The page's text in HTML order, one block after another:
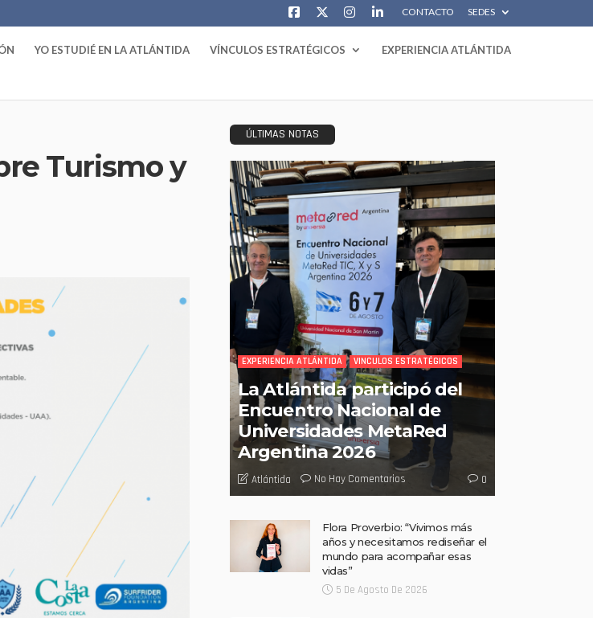
CONTACTO SEDES
YO ESTUDIÉ EN LA ATLÁNTIDA VÍNCULOS ESTRATÉGICOS EXPERIENCIA ATLÁNTIDA
Turismo y
ÚLTIMAS NOTAS
EXPERIENCIA ATLÁNTIDA VINCULOS ESTRATÉGICOS
La Atlántida participó del
Encuentro Nacional de
Universidades MetaRed
Argentina 2026
Atlántida No Hay Comentarios 0
Flora Proverbio: “Vivimos más
años y necesitamos rediseñar el
mundo para acompañar esas
vidas”
5 De Agosto De 2026